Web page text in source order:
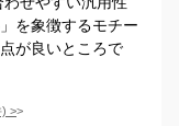
を象徴するモチー
が良いところで
) >